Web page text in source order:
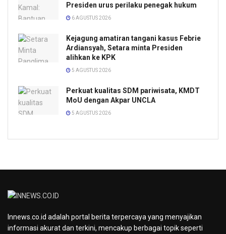
Presiden urus perilaku penegak hukum
6 AGUSTUS 2026
Kejagung amatiran tangani kasus Febrie
Ardiansyah, Setara minta Presiden
alihkan ke KPK
5 AGUSTUS 2026
Perkuat kualitas SDM pariwisata, KMDT
MoU dengan Akpar UNCLA
5 AGUSTUS 2026
Innews.co.id adalah portal berita terpercaya yang menyajikan
informasi akurat dan terkini, mencakup berbagai topik seperti